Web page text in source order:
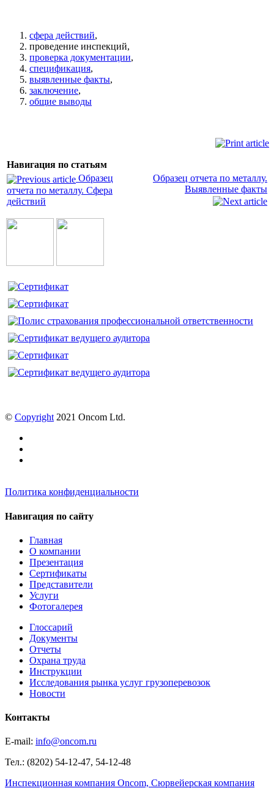
сфера действий,
проведение инспекций,
проверка документации,
спецификация,
выявленные факты,
заключение,
общие выводы
Навигация по статьям
Образец
отчета по металлу. Сфера
действий
Образец отчета по металлу.
Выявленные факты
© Copyright 2021 Oncom Ltd.
Политика конфиденциальности
Навигация по сайту
Главная
О компании
Презентация
Сертификаты
Представители
Услуги
Фотогалерея
Глоссарий
Документы
Отчеты
Охрана труда
Инструкции
Исследования рынка услуг грузоперевозок
Новости
Контакты
E-mail: info@oncom.ru
Тел.: (8202) 54-12-47, 54-12-48
Инспекционная компания Oncom, Сюрвейерская компания